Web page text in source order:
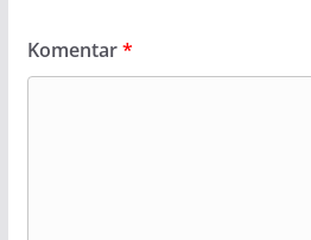
Komentar*